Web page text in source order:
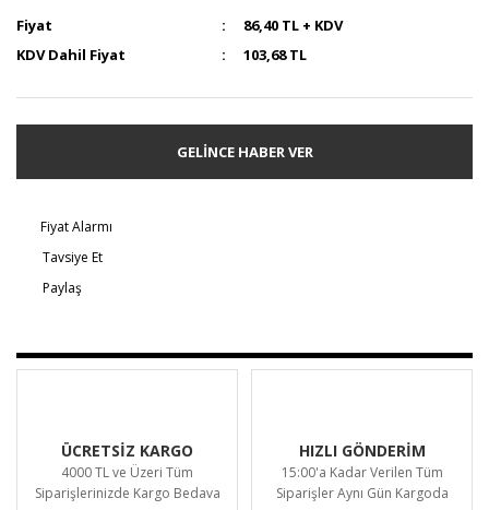
Fiyat
86,40 TL + KDV
KDV Dahil Fiyat
103,68 TL
GELİNCE HABER VER
Fiyat Alarmı
Tavsiye Et
Paylaş
ÜCRETSİZ KARGO
4000 TL ve Üzeri Tüm
Siparişlerinizde Kargo Bedava
HIZLI GÖNDERİM
15:00'a Kadar Verilen Tüm
Siparişler Aynı Gün Kargoda